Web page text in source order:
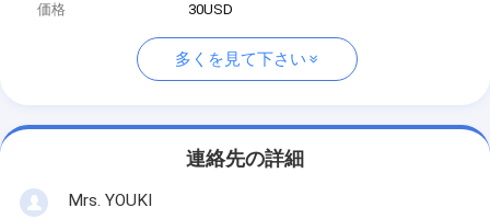
価格
30USD
多くを見て下さい
連絡先の詳細
Mrs. YOUKI